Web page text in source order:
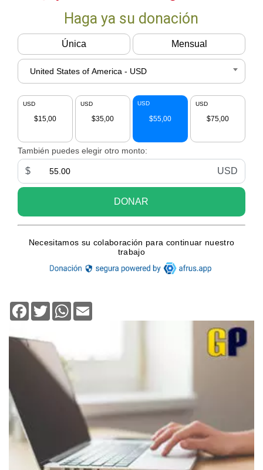
Facebook
TwitterWhatsApp